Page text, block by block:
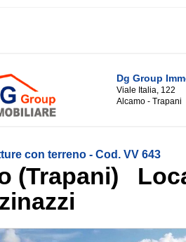
Dg Group
Viale Italia, 122
Alcamo - Trapani
con terreno - Cod. VV 643
(Trapani)